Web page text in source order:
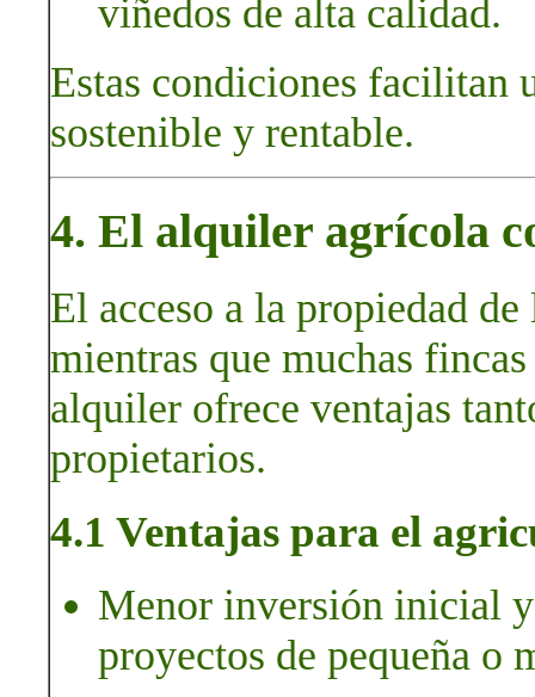
viñedos de alta calidad.
Estas condiciones facilitan
sostenible y rentable.
4. El alquiler agrícola
El acceso a la propiedad
mientras que muchas
alquiler ofrece ventajas
propietarios.
4.1 Ventajas para el
Menor inversión inicial
proyectos de pequeña o